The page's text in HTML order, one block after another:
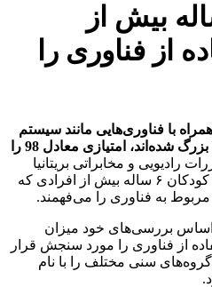
بیش از
از فناوری را
7 سال که همراه با فناوری‌هایی مانند سیستم
پخش تصاویر ویدیویی YouTube بزرگ شده‌اند، امتیازی معادل 98 را
رادیویی و مخابراتی بریتانیا
موسوم به Ofcom اعلام کرد که کودکان ۶ ساله بیش از افرادی که
اساس بررسی‌های خود میزان
از فناوری‌ را مورد سنجش قرار
گروه‌های سنی مختلف را با نام